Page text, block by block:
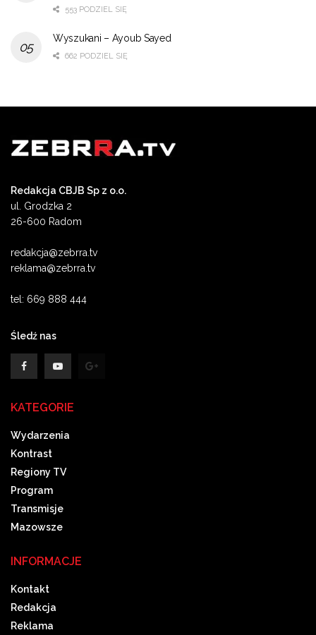
553 PODZIEL SIĘ
Wyszukani – Ayoub Sayed
662 PODZIEL SIĘ
Redakcja CBJB Sp z o.o.
ul. Grodzka 2
26-600 Radom
redakcja@zebrra.tv
reklama@zebrra.tv
tel: 669 888 444
Śledź nas
KATEGORIE
Wydarzenia
Kontrast
Regiony TV
Program
Transmisje
Mazowsze
INFORMACJE
Kontakt
Redakcja
Reklama